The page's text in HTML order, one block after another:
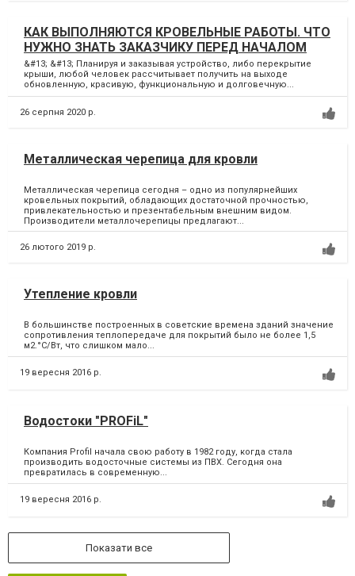
КАК ВЫПОЛНЯЮТСЯ КРОВЕЛЬНЫЕ РАБОТЫ. ЧТО
НУЖНО ЗНАТЬ ЗАКАЗЧИКУ ПЕРЕД НАЧАЛОМ
&#13; &#13; Планируя и заказывая устройство, либо перекрытие
крыши, любой человек рассчитывает получить на выходе
обновленную, красивую, функциональную и долговечную...
26 серпня 2020 р.
Металлическая черепица для кровли
Металлическая черепица сегодня – одно из популярнейших
кровельных покрытий, обладающих достаточной прочностью,
привлекательностью и презентабельным внешним видом.
Производители металлочерепицы предлагают...
26 лютого 2019 р.
Утепление кровли
В большинстве построенных в советские времена зданий значение
сопротивления теплопередаче для покрытий было не более 1,5
м2.°С/Вт, что слишком мало...
19 вересня 2016 р.
Водостоки "PROFiL"
Компания Profil начала свою работу в 1982 году, когда стала
производить водосточные системы из ПВХ. Сегодня она
превратилась в современную...
19 вересня 2016 р.
Показати все